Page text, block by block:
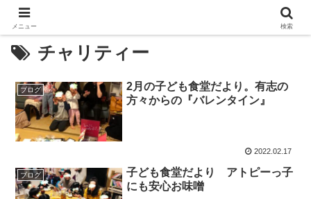
チャリティー
ブログ
2月の子ども食堂だより。有志の
方々からの『バレンタイン』
2022.02.17
ブログ
子ども食堂だより アトピーっ子
にも安心お味噌
メニュー 検索